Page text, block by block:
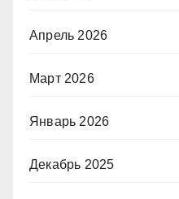
Апрель 2026
Март 2026
Январь 2026
Декабрь 2025